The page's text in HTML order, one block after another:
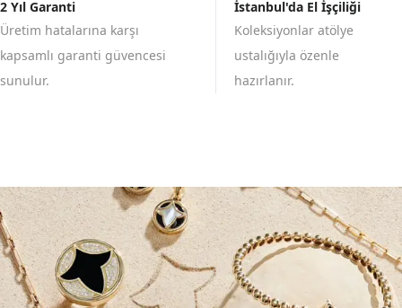
2 Yıl Garanti
Üretim hatalarına karşı
kapsamlı garanti güvencesi
sunulur.
İstanbul'da El İşçiliği
Koleksiyonlar atölye
ustalığıyla özenle
hazırlanır.